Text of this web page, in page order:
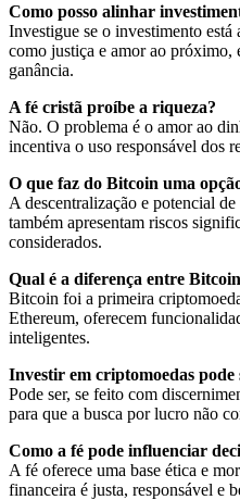
Como posso alinhar
Investigue se o investimento
como justiça e amor ao próximo,
ganância.
A fé cristã proíbe a riqueza?
Não. O problema é o amor ao
incentiva o uso responsável dos
O que faz do Bitcoin uma
A descentralização e potencial
também apresentam riscos
considerados.
Qual é a diferença entre
Bitcoin foi a primeira
Ethereum, oferecem
inteligentes.
Investir em criptomoedas pode
Pode ser, se feito com
para que a busca por lucro não
Como a fé pode influenciar
A fé oferece uma base ética e
financeira é justa, responsável e